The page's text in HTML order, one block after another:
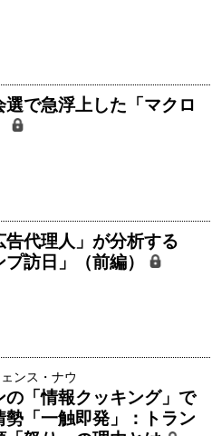
選で急浮上した「マクロ
告代理人」が分析する
プ訪日」（前編）
ンス・ナウ
の「情報クッキング」で
勢「一触即発」：トラン